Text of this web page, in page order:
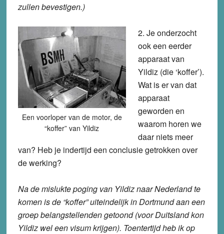
zullen bevestigen.)
Een voorloper van de motor, de
“koffer” van Yildiz
2. Je onderzocht
ook een eerder
apparaat van
Yildiz (die ‘koffer’).
Wat is er van dat
apparaat
geworden en
waarom horen we
daar niets meer
van? Heb je indertijd een conclusie getrokken over
de werking?
Na de mislukte poging van Yildiz naar Nederland te
komen is de “koffer” uiteindelijk in Dortmund aan een
groep belangstellenden getoond (voor Duitsland kon
Yildiz wel een visum krijgen). Toentertijd heb ik op